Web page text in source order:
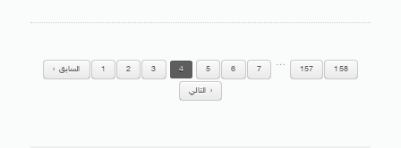
السابق 1 2 3 4 5 6 7
…
157 158
التالي